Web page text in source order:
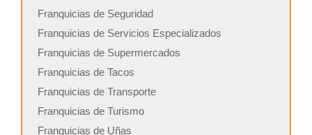
Franquicias de Seguridad
Franquicias de Servicios Especializados
Franquicias de Supermercados
Franquicias de Tacos
Franquicias de Transporte
Franquicias de Turismo
Franquicias de Uñas